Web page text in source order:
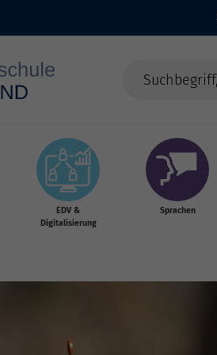
EDV &
Digitalisierung
Sprachen